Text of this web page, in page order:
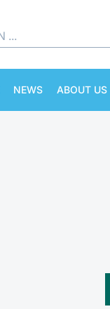
NEWS ABOUT US